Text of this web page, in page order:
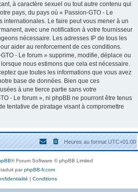
à caractère sexuel ou tout autre contenu qui
pays, du pays où « Passion-GTO - Le
internationales. Le faire peut vous mener à un
avec une notification à votre fournisseur
nécessaire. Les adresses IP de tous les
aider au renforcement de ces conditions.
- Le forum » supprime, modifie, déplace ou
nous estimons que cela est nécessaire.
que toutes les informations que vous avez
base de données. Bien que ces
à une tierce partie sans votre
- Le forum », ni phpBB ne pourront être tenus
tentative de piratage visant à compromettre
Heures au formatUTC+01:00
® Forum Software © phpBB Limited
parphpBB-fr.com
| Conditions